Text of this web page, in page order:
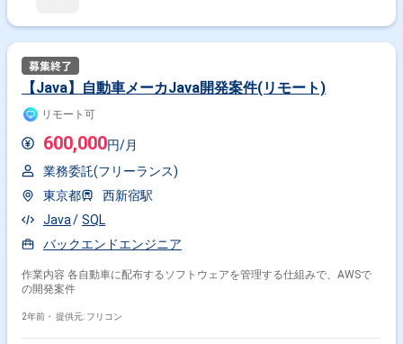
【Java】自動車メーカJava開発案件(リモート)
リモート可
600,000円/月
業務委託(フリーランス)
東京都
西新宿駅
Java
SQL
バックエンドエンジニア
作業内容 各自動車に配布するソフトウェアを管理する仕組みで、AWSで
の開発案件
2年前・ 提供元: フリコン